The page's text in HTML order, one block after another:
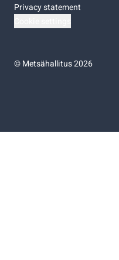
Privacy statement
©Metsähallitus 2026